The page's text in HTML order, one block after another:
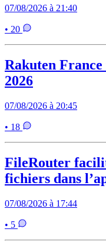
07/08/2026 à 21:40
• 20
Rakuten
2026
07/08/2026 à 20:45
• 18
FileRouter
fichiers dans
07/08/2026 à 17:44
• 5